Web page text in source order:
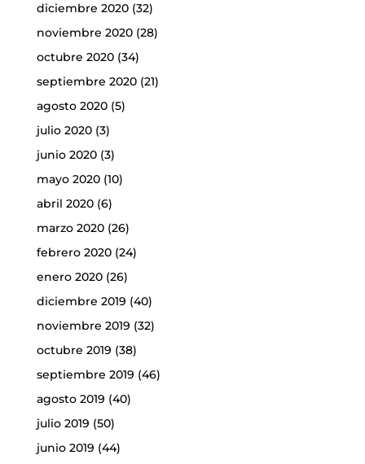
diciembre 2020(32)
noviembre 2020(28)
octubre 2020(34)
septiembre 2020(21)
agosto 2020(5)
julio 2020(3)
junio 2020(3)
mayo 2020(10)
abril 2020(6)
marzo 2020(26)
febrero 2020(24)
enero 2020(26)
diciembre 2019 (40)
noviembre 2019 (32)
octubre 2019 (38)
septiembre 2019 (46)
agosto 2019 (40)
julio 2019 (50)
junio 2019 (44)